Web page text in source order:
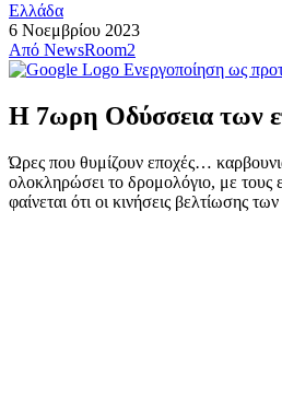
Ελλάδα
6 Νοεμβρίου 2023
Από NewsRoom2
Ενεργοποίηση ως
Η 7ωρη Οδύσσεια των
Ώρες που θυμίζουν εποχές…
ολοκληρώσει το δρομολόγιο, με τους
φαίνεται ότι οι κινήσεις βελτίωσης